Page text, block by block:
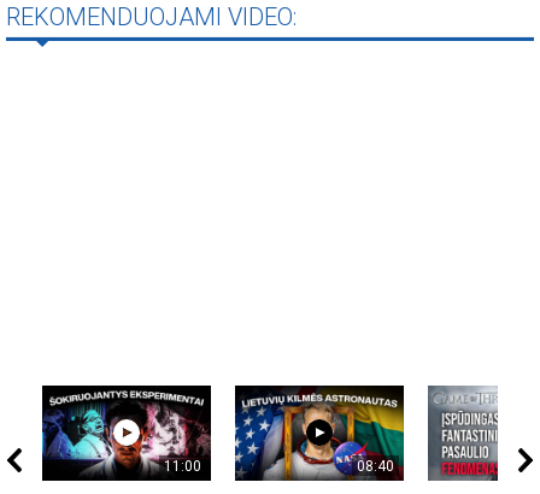
REKOMENDUOJAMI VIDEO:
11:00 08:40